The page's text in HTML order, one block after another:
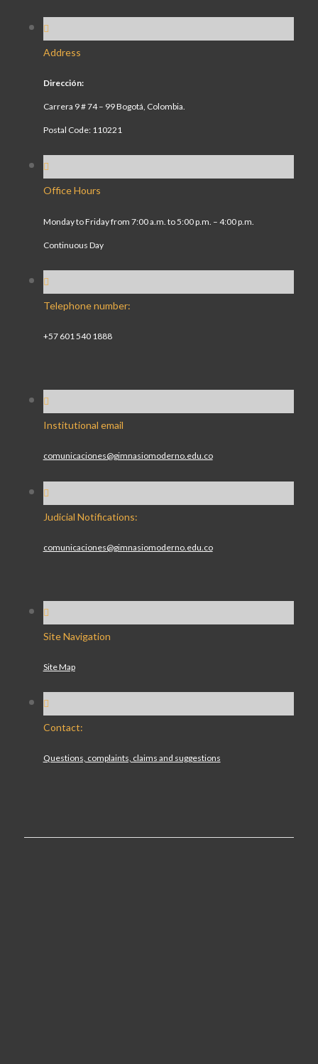
Address
Dirección:
Carrera 9 # 74 – 99 Bogotá, Colombia.
Postal Code: 110221
Office Hours
Monday to Friday from 7:00 a.m. to 5:00 p.m. – 4:00 p.m.
Continuous Day
Telephone number:
+57 601 540 1888
Institutional email
comunicaciones@gimnasiomoderno.edu.co
Judicial Notifications:
comunicaciones@gimnasiomoderno.edu.co
Site Navigation
Site Map
Contact:
Questions, complaints, claims and suggestions